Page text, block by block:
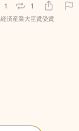
1 1
済産業大臣賞受賞